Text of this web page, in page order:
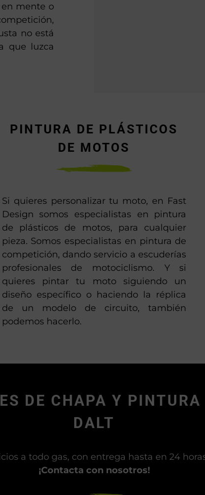
mente o
no está
que luzca
PINTURA DE PLÁSTICOS
DE MOTOS
Si quieres personalizar tu moto, en Fast
Design somos especialistas en pintura
de plásticos de motos, para cualquier
pieza. Somos especialistas en pintura de
competición, dando servicio a escuderías
profesionales de motociclismo. Y si
quieres pintar tu moto siguiendo un
diseño específico o haciendo la réplica
de un modelo de circuito, también
podemos hacerlo.
DE CHAPA Y
DALT
a todo gas, con entrega hasta en 24
¡Contacta con nosotros!